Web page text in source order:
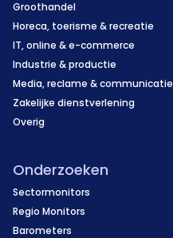
Groothandel
Horeca, toerisme & recreatie
IT, online & e-commerce
Industrie & productie
Media, reclame & communicatie
Zakelijke dienstverlening
Overig
Onderzoeken
Sectormonitors
Regio Monitors
Barometers